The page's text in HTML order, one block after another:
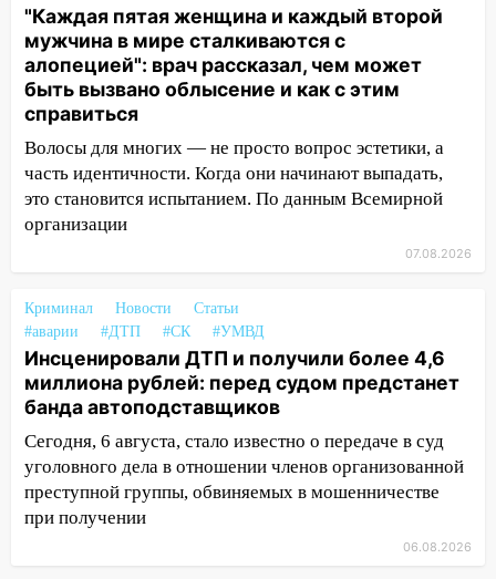
13:20 В Ульяновске за один день
обокрали женщину на пляже и
подростка в сквере
13:01 В Димитровграде мужчина
выбросил из машины страйкбольную
гранату: его задержали
12:34 На Ульяновскую область
надвигается сильнейшая непогода: град
и шквал до 27 м/с
из Европы и потерял 760 тысяч рублей
12:20 В Чердаклинском районе
столкнулись «Лада» и Chevrolet:
пострадал 14-летний подросток
12:00
Где есть бензин в Ульяновске 7
августа: список АЗС
11:50 Заснул рядом с ребёнком и
случайно задушил его: суд вынес
"Каждая пятая женщина и каждый второй
мужчина в мире сталкиваются с
алопецией": врач рассказал, чем может
быть вызвано облысение и как с этим
справиться
Волосы для многих — не просто вопрос эстетики, а
часть идентичности. Когда они начинают выпадать,
это становится испытанием. По данным Всемирной
организации
07.08.2026
Криминал Новости
Статьи
#аварии
#ДТП #СК #УМВД
Инсценировали ДТП и получили более 4,6
миллиона рублей: перед судом предстанет
банда автоподставщиков
Сегодня, 6 августа, стало известно о передаче в суд
уголовного дела в отношении членов организованной
преступной группы, обвиняемых в мошенничестве
при получении
06.08.2026